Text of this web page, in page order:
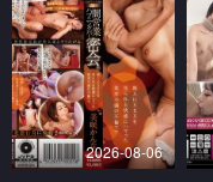
2026-08-06